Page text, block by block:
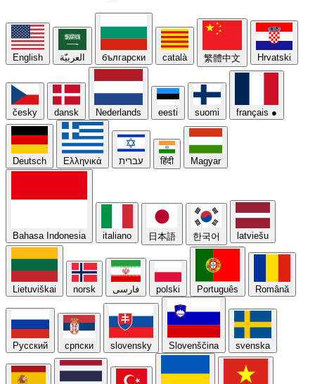
English العربيّة български català 繁體中文 Hrvatski
česky dansk Nederlands eesti suomi français ●
Deutsch Ελληνικά עברית हिंदी Magyar
Bahasa Indonesia italiano 日本語 한국어 latviešu
Lietuviškai norsk فارسی polski Português Română
Русский српски slovensky Slovenščina svenska